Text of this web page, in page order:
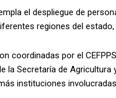
el despliegue de
regiones del
coordinadas por el
la Secretaría de
instituciones